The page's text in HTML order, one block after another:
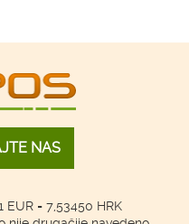
NAS
EUR = 7,53450 HRK